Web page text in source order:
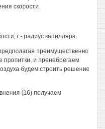
скорости
г - радиус капилляра.
преимущественно
пропитки, и пренебрегаем
будем строить решение
(16) получаем